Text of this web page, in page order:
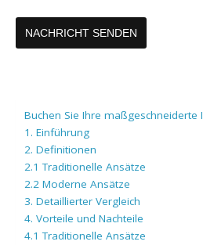
Buchen Sie Ihre maßgeschneiderte
1. Einführung
2. Definitionen
2.1 Traditionelle Ansätze
2.2 Moderne Ansätze
3. Detaillierter Vergleich
4. Vorteile und Nachteile
4.1 Traditionelle Ansätze